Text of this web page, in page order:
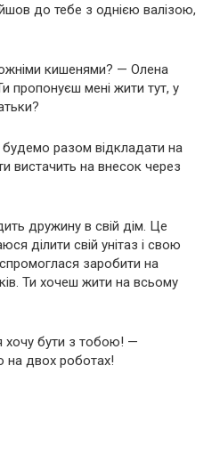
до тебе з однією валізою,
кишенями? — Олена
пропонуєш мені жити тут, у
разом відкладати на
вистачить на внесок через
дружину в свій дім. Це
ділити свій унітаз і свою
заробити на
Ти хочеш жити на всьому
хочу бути з тобою! —
на двох роботах!